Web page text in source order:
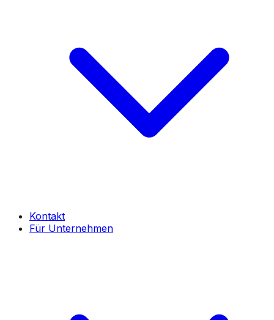
Kontakt
Für Unternehmen